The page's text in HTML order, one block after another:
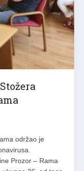
održao je
Prozor – Rama